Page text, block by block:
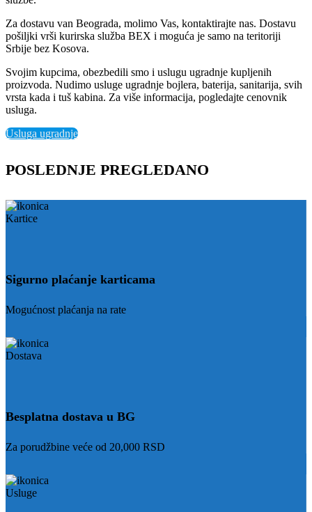
Za dostavu van Beograda, molimo Vas, kontaktirajte nas. Dostavu
pošiljki vrši kurirska služba BEX i moguća je samo na teritoriji
Srbije bez Kosova.
Svojim kupcima, obezbedili smo i uslugu ugradnje kupljenih
proizvoda. Nudimo usluge ugradnje bojlera, baterija, sanitarija, svih
vrsta kada i tuš kabina. Za više informacija, pogledajte cenovnik
usluga.
Usluga ugradnje
POSLEDNJE PREGLEDANO
Sigurno plaćanje karticama
Mogućnost plaćanja na rate
Besplatna dostava u BG
Za porudžbine veće od 20,000 RSD